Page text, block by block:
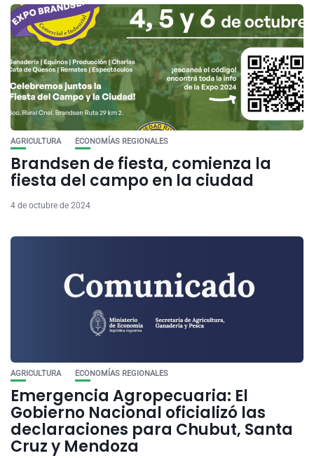
AGRICULTURA ECONOMÍAS REGIONALES
Brandsen de fiesta, comienza la
fiesta del campo en la ciudad
4 de octubre de 2024
AGRICULTURA ECONOMÍAS REGIONALES
Emergencia Agropecuaria: El
Gobierno Nacional oficializó las
declaraciones para Chubut, Santa
Cruz y Mendoza